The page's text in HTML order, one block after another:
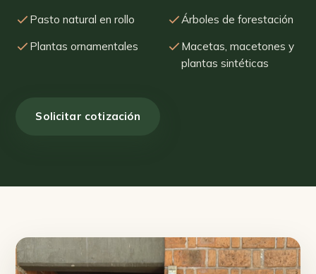
Pasto natural en rollo
Árboles de forestación
Plantas ornamentales
Macetas, macetones y
plantas sintéticas
Solicitar cotización